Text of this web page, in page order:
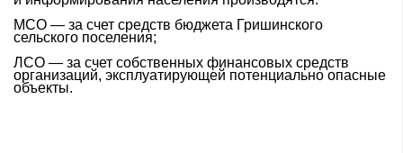
МСО — за счет средств бюджета Гришинского
сельского поселения;
ЛСО — за счет собственных финансовых средств
организаций, эксплуатирующей потенциально опасные
объекты.